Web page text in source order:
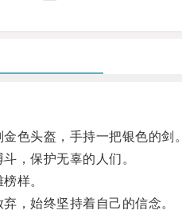
色头盔，手持一把银色的剑。
，保护无辜的人们。
样。
，始终坚持着自己的信念。